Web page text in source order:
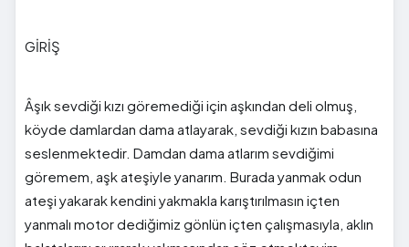
GİRİŞ
Âşık sevdiği kızı göremediği için aşkından deli olmuş,
köyde damlardan dama atlayarak, sevdiği kızın babasına
seslenmektedir. Damdan dama atlarım sevdiğimi
göremem, aşk ateşiyle yanarım. Burada yanmak odun
ateşi yakarak kendini yakmakla karıştırılmasın içten
yanmalı motor dediğimiz gönlün içten çalışmasıyla, aklın